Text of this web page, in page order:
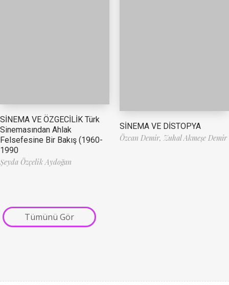
SİNEMA VE ÖZGECİLİK Türk
Sinemasından Ahlak
Felsefesine Bir Bakış (1960-
1990
Şeyda Özçelik Aydoğan
SİNEMA VE DİSTOPYA
Özcan Demir, Zuhal Akmeşe Demir
Tümünü Gör